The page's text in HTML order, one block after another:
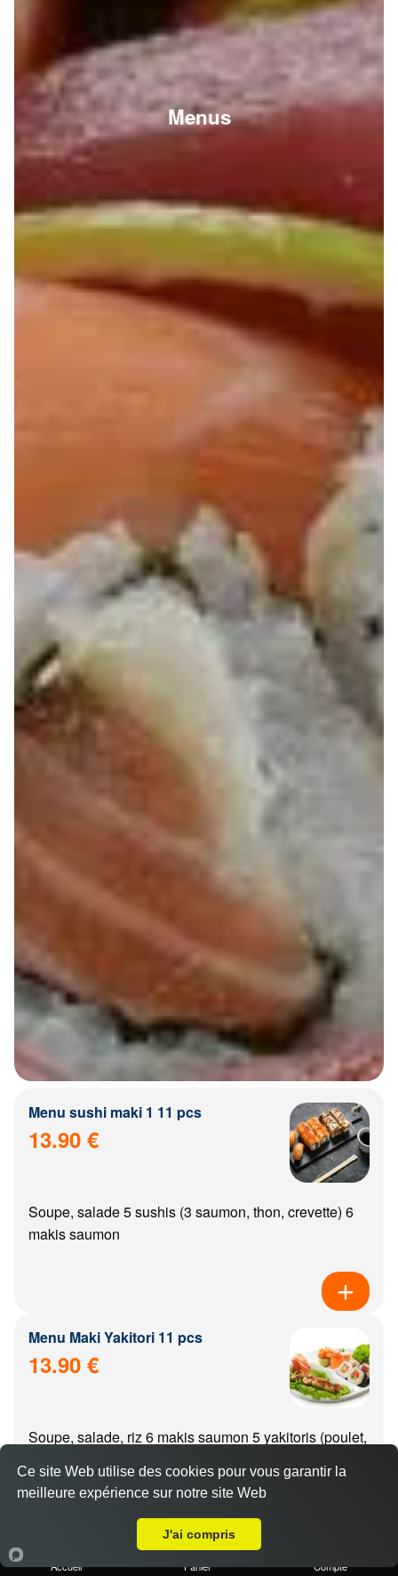
Menus
Menu sushi maki 1 11 pcs
13.90 €
Soupe, salade 5 sushis (3 saumon, thon, crevette) 6
makis saumon
Menu Maki Yakitori 11 pcs
13.90 €
Soupe, salade, riz 6 makis saumon 5 yakitoris (poulet,
Menu california Yakitori 11 pcs
Accueil Panier Compte
Ce site Web utilise des cookies pour vous garantir la
meilleure expérience sur notre site Web
J'ai compris